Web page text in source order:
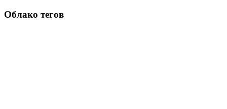
Облако тегов